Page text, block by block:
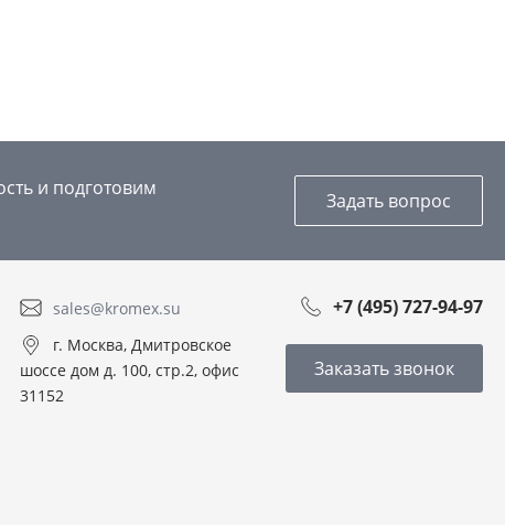
и подготовим
Задать вопрос
sales@kromex.su +7 (495) 727-94-97
г. Москва, Дмитровское
шоссе дом д. 100, стр.2, офис
31152
Заказать звонок